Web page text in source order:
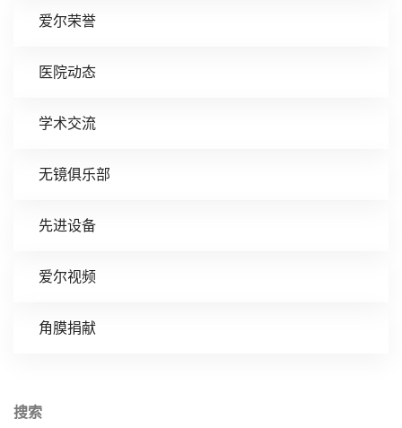
爱尔荣誉
医院动态
学术交流
无镜俱乐部
先进设备
爱尔视频
角膜捐献
搜索